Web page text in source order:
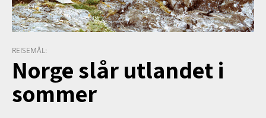
REISEMÅL:
Norge slår utlandet i
sommer